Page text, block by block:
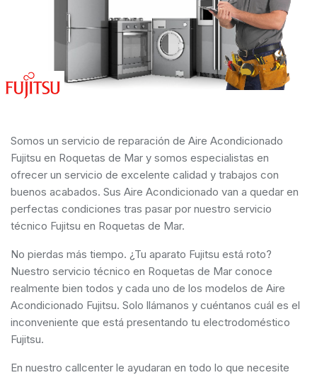
Somos un servicio de reparación de Aire Acondicionado
Fujitsu en Roquetas de Mar y somos especialistas en
ofrecer un servicio de excelente calidad y trabajos con
buenos acabados. Sus Aire Acondicionado van a quedar en
perfectas condiciones tras pasar por nuestro servicio
técnico Fujitsu en Roquetas de Mar.
No pierdas más tiempo. ¿Tu aparato Fujitsu está roto?
Nuestro servicio técnico en Roquetas de Mar conoce
realmente bien todos y cada uno de los modelos de Aire
Acondicionado Fujitsu. Solo llámanos y cuéntanos cuál es el
inconveniente que está presentando tu electrodoméstico
Fujitsu.
En nuestro callcenter le ayudaran en todo lo que necesite